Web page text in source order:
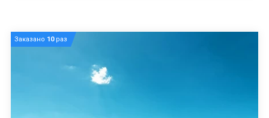
Заказано 10раз